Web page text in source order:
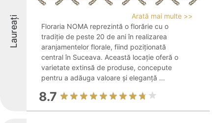
Laureați
Arată mai multe >>
Floraria NOMA reprezintă o florărie cu o
tradiție de peste 20 de ani în realizarea
aranjamentelor florale, fiind poziționată
central în Suceava. Această locație oferă o
varietate extinsă de produse, concepute
pentru a adăuga valoare și eleganță ...
8.7